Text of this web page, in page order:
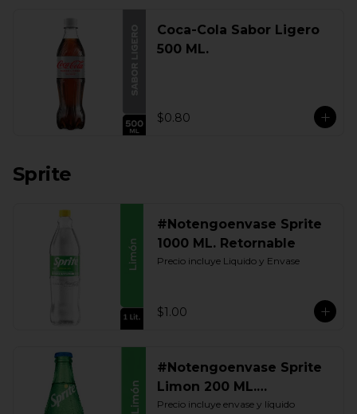
Coca-Cola Sabor Ligero
500 ML.
$0.80
Sprite
#Notengoenvase Sprite
1000 ML. Retornable
Precio incluye Liquido y Envase
$1.00
#Notengoenvase Sprite
Limon 200 ML.
Retornable
Precio incluye envase y líquido